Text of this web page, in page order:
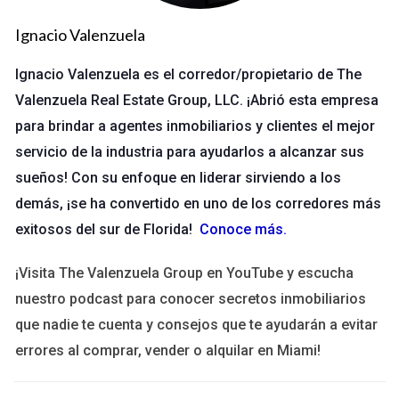
considerar.
Horarios por Redes Sociales
Cada red social tiene sus propios picos de actividad. A
continuación, te presentamos un resumen:
Facebook:Los miércoles a las 11 a.m. y 1 p.m. son
ideales.
Instagram:
Los lunes, miércoles y jueves entre las 11
LinkedIn:Martes, miércoles y jueves entre las 10 a.m. y
12 p.m.
Recuerda que estos son promedios generales; lo más
efectivo es analizar tu propia audiencia.
Ignacio Valenzuela
Ignacio Valenzuela es el corredor/propietario de The
Valenzuela Real Estate Group, LLC. ¡Abrió esta empresa
para brindar a agentes inmobiliarios y clientes el mejor
servicio de la industria para ayudarlos a alcanzar sus
sueños! Con su enfoque en liderar sirviendo a los
demás, ¡se ha convertido en uno de los corredores más
exitosos del sur de Florida! Conoce más.
¡Visita The Valenzuela Group en YouTube y escucha
nuestro podcast para conocer secretos inmobiliarios
que nadie te cuenta y consejos que te ayudarán a evitar
errores al comprar, vender o alquilar en Miami!